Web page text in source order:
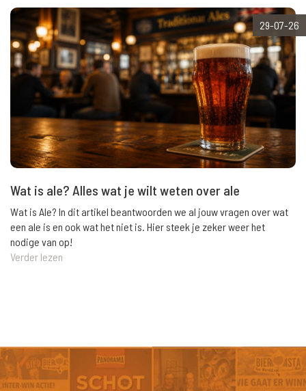
29-07-26
Wat is ale? Alles wat je wilt weten over ale
Wat is Ale? In dit artikel beantwoorden we al jouw vragen over wat
een ale is en ook wat het niet is. Hier steek je zeker weer het
nodige van op!
Verder lezen